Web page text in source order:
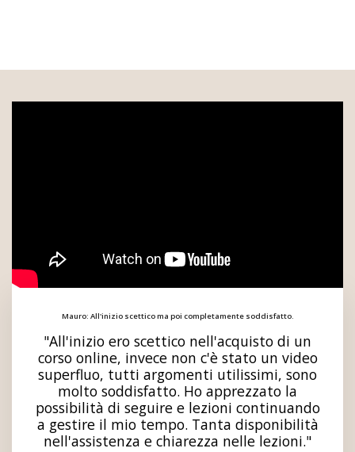
Mauro: All'inizio scettico ma poi completamente soddisfatto.
"All'inizio ero scettico nell'acquisto di un
corso online, invece non c'è stato un video
superfluo, tutti argomenti utilissimi, sono
molto soddisfatto. Ho apprezzato la
possibilità di seguire e lezioni continuando
a gestire il mio tempo. Tanta disponibilità
nell'assistenza e chiarezza nelle lezioni."